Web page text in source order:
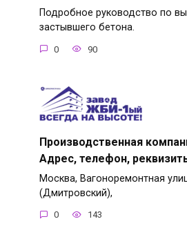
Подробное руководство по
застывшего бетона.
0 90
Производственная
Адрес, телефон,
Москва, Вагоноремонтная
(Дмитровский),
0 143